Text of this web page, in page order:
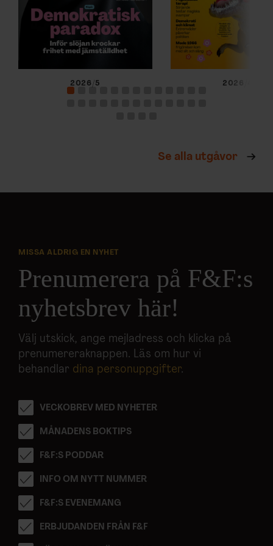
2026/5 2026/4
Se alla utgåvor
MISSA ALDRIG EN NYHET
Prenumerera på F&F:s
nyhetsbrev här!
Välj utskick, ange mejladress och klicka på
prenumereraknappen. Läs om hur vi
behandlar dina personuppgifter.
VECKOBREV MED NYHETER
MÅNADENS BOKTIPS
F&F:S PODDAR
INFO OM NYTT NUMMER
F&F:S EVENEMANG
ERBJUDANDEN FRÅN F&F